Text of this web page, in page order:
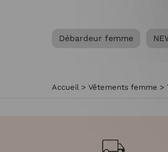
Débardeur femme
Accueil > Vêtements femme >